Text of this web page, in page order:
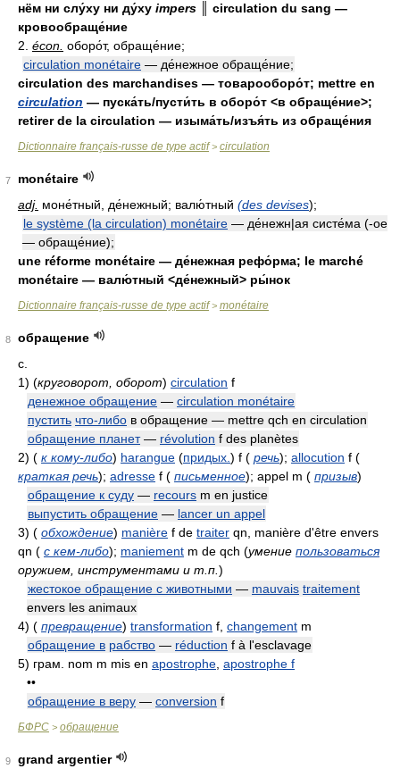
нём ни слу́ху ни ду́ху impers ║
circulation du sang —
кровообраще́ние
2. écon. оборо́т, обраще́ние;
circulation monétaire — де́нежное обраще́ние;
circulation des marchandises — товарооборо́т; mettre en
circulation — пуска́ть/пусти́ть в оборо́т <в обраще́ние>;
retirer de la circulation — изыма́ть/изъя́ть из обраще́ния
Dictionnaire français-russe de type actif> circulation
7
monétaire
adj. моне́тный, де́нежный; валю́тный (des devises);
le système (la circulation) monétaire — де́нежн|ая систе́ма (-oe
— обраще́ние);
une réforme monétaire — де́нежная рефо́рма; le marché
monétaire — валю́тный <де́нежный> ры́нок
Dictionnaire français-russe de type actif> monétaire
8
обращение
с.
1) (круговорот, оборот) circulation f
денежное обращение — circulation monétaire
пустить что-либо в обращение — mettre qch en circulation
обращение планет— révolution f des planètes
2) ( к кому-либо) harangue (придых. ) f ( речь); allocution f (
краткая речь); adresse f ( письменное); appel m ( призыв)
обращение к суду — recours m en justice
выпустить обращение — lancer un appel
3) ( обхождение) manière f de traiter qn, manière d'être envers
qn ( с кем-либо); maniement m de qch (умение пользоваться
оружием, инструментами и т.п. )
жестокое обращение с животными — mauvais traitement
envers les animaux
4) ( превращение) transformation f, changement m
обращение в рабство — réduction f à l'esclavage
5) грам. nom m mis en apostrophe apostrophe f
••
обращение в веру — conversion f
БФРС > обращение
9
grand argentier